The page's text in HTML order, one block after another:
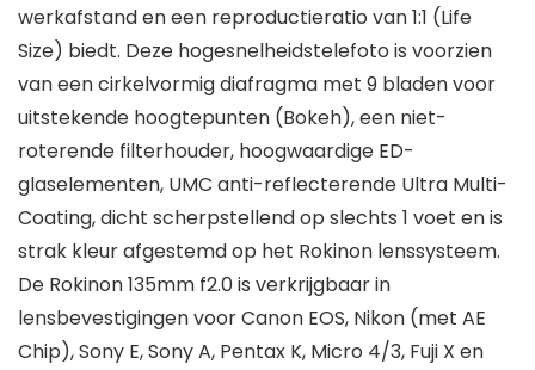
werkafstand en een reproductieratio van 1:1 (Life
Size) biedt. Deze hogesnelheidstelefoto is voorzien
van een cirkelvormig diafragma met 9 bladen voor
uitstekende hoogtepunten (Bokeh), een niet-
roterende filterhouder, hoogwaardige ED-
glaselementen, UMC anti-reflecterende Ultra Multi-
Coating, dicht scherpstellend op slechts 1 voet en is
strak kleur afgestemd op het Rokinon lenssysteem.
De Rokinon 135mm f2.0 is verkrijgbaar in
lensbevestigingen voor Canon EOS, Nikon (met AE
Chip), Sony E, Sony A, Pentax K, Micro 4/3, Fuji X en